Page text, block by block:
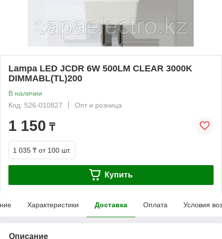
Lampa LED JCDR 6W 500LM CLEAR 3000K
DIMMABL(TL)200
В наличии
Код: 526-010827
Опт и розница
1 150 ₸
1 035 ₸ от 100 шт.
Купить
Характеристики Доставка Оплата Условия
Описание